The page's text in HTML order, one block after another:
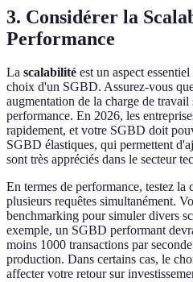
3. Considérer la
Performance
La scalabilité est un aspect
choix d'un SGBD. Assurez-vous
augmentation de la charge de travail
performance. En 2026, les
rapidement, et votre SGBD doit
SGBD élastiques, qui permettent
sont très appréciés dans le secteur
En termes de performance, testez
plusieurs requêtes simultanément.
benchmarking pour simuler divers
exemple, un SGBD performant
moins 1000 transactions par
production. Dans certains cas, le
affecter votre retour sur